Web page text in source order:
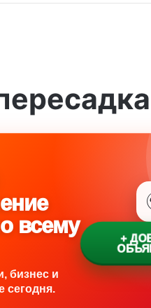
всему
бизнес и
сегодня.
+